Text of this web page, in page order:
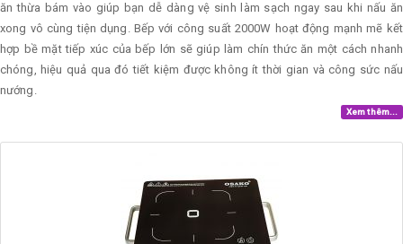
ăn thừa bám vào giúp bạn dễ dàng vệ sinh làm sạch ngay sau khi nấu ăn
xong vô cùng tiện dụng. Bếp với công suất 2000W hoạt động mạnh mẽ kết
hợp bề mặt tiếp xúc của bếp lớn sẽ giúp làm chín thức ăn một cách nhanh
chóng, hiệu quả qua đó tiết kiệm được không ít thời gian và công sức nấu
nướng.
Xem thêm...